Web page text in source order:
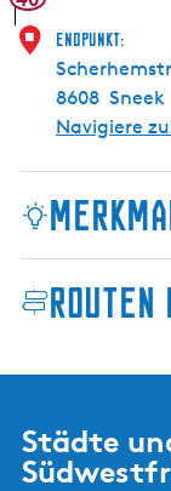
n
Endpunkt:
8608 Sneek
Navigiere
Routen
Städte